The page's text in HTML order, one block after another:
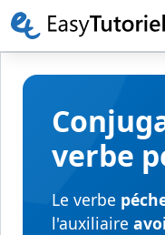
verbe
Le verbe
l'auxiliaire